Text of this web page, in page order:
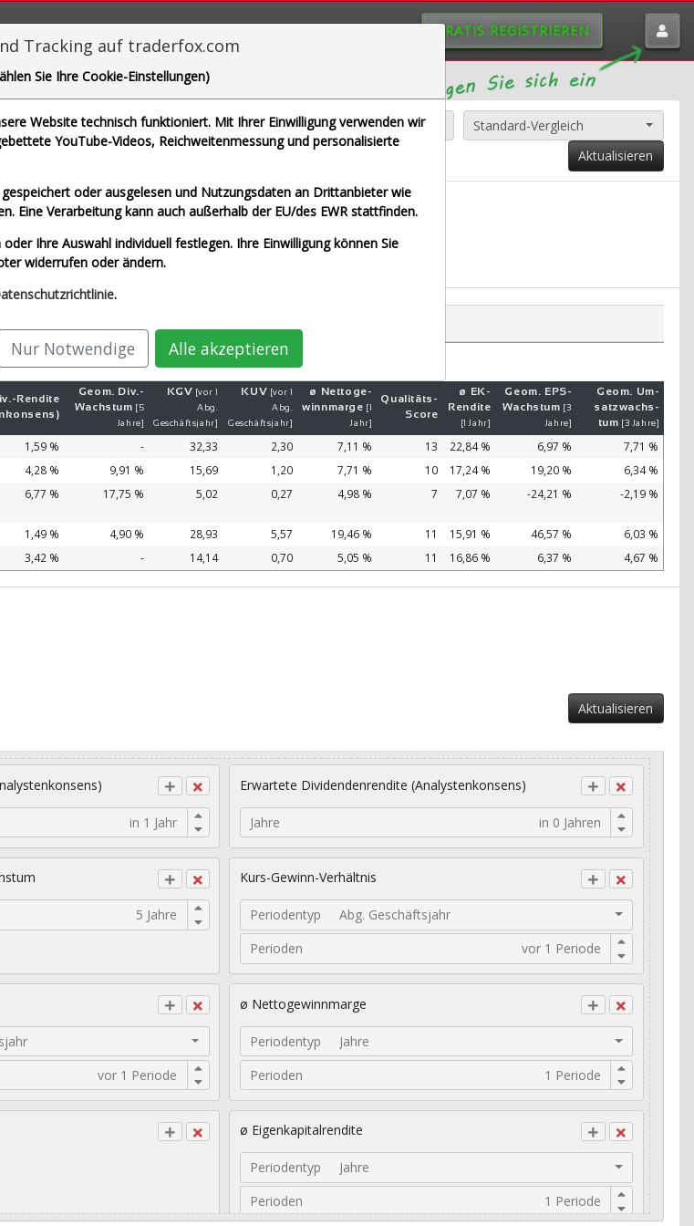
GRATIS REGISTRIEREN
AG und 1 weitere Aktie
Alle Aktien entfernen
Standard-Vergleich
Aktualisieren
SE (Echtzeit Euro) Allianz SE (Echtzeit Euro)
SAP SE (Echtzeit Euro)
Ren­di­te
Geom. Div.-
Wachs­tum [5
Jahre]
KGV [vor 1
Abg.
Geschäftsjahr]
KUV [vor 1
Abg.
Geschäftsjahr]
ø Netto­ge­
winn­mar­ge
Jahr]
Qualitäts-
Score
ø EK-
Ren­di­te
[1 Jahr]
Geom. EPS-
Wachs­tum [3
Jahre]
Geom. Um­
satz­wachs­
tum [3 Jahre]
1,59 % - 32,33 2,30 7,11 % 13 22,84 % 6,97 %
7,71 %
4,28 % 9,91 % 15,69 1,20 7,71 % 10 17,24 % 19,20 %
6,34 %
6,77 % 17,75 % 5,02 0,27 4,98 % 7 7,07 % -24,21 % -2,19 %
1,49 % 4,90 % 28,93 5,57 19,46 % 11 15,91 % 46,57 %
6,03 %
3,42 % - 14,14 0,70 5,05 % 11 16,86 % 6,37 % 4,67 %
Aktualisieren
Erwartete Dividendenrendite (Analystenkonsens)
Jahre
Kurs-Gewinn-Verhältnis
Periodentyp
Abg. Geschäftsjahr
Perioden
ø Nettogewinnmarge
Periodentyp
Jahre
Perioden
ø Eigenkapitalrendite
Periodentyp
Jahre
Perioden
Tracking auf traderfox.com
Sie Ihre Cookie-Einstellungen)
Website technisch funktioniert. Mit Ihrer Einwilligung verwenden wir
YouTube-Videos, Reichweitenmessung und personalisierte
oder ausgelesen und Nutzungsdaten an Drittanbieter wie
Eine Verarbeitung kann auch außerhalb der EU/des EWR stattfinden.
Ihre Auswahl individuell festlegen. Ihre Einwilligung können Sie
widerrufen oder ändern.
.
Nur Notwendige Alle akzeptieren